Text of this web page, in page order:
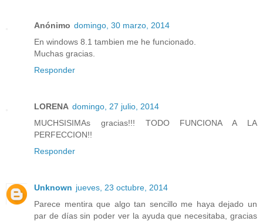
Anónimo domingo, 30 marzo, 2014
En windows 8.1 tambien me he funcionado.
Muchas gracias.
Responder
LORENA domingo, 27 julio, 2014
MUCHSISIMAs gracias!!! TODO FUNCIONA A LA
PERFECCION!!
Responder
Unknown jueves, 23 octubre, 2014
Parece mentira que algo tan sencillo me haya dejado un
par de días sin poder ver la ayuda que necesitaba, gracias